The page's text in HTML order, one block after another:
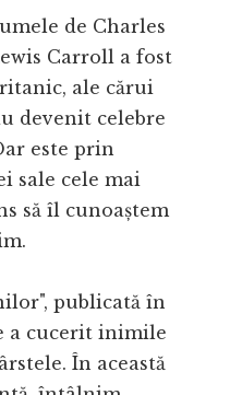
de Charles
Carroll a fost
ale cărui
devenit celebre
este prin
sale cele mai
să îl cunoaștem
publicată în
a cucerit inimile
În această